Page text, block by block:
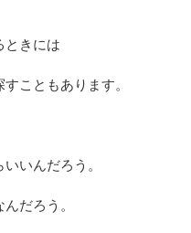
ときには
こともあります。
いんだろう。
だろう。